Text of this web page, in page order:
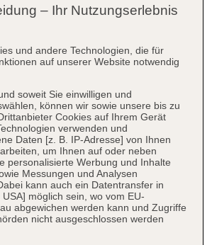
BW
Ihre Unterkunft
– Ihr Nutzungserlebnis
und andere Technologien, die für
auf unserer Website notwendig
soweit Sie einwilligen und
können wir sowie unsere bis zu
Cookies auf Ihrem Gerät
verwenden und
Daten [z. B. IP-Adresse] von Ihnen
um Ihnen auf oder neben
personalisierte Werbung und Inhalte
Messungen und Analysen
kann auch ein Datentransfer in
möglich sein, wo vom EU-
abgewichen werden kann und Zugriffe
nicht ausgeschlossen werden